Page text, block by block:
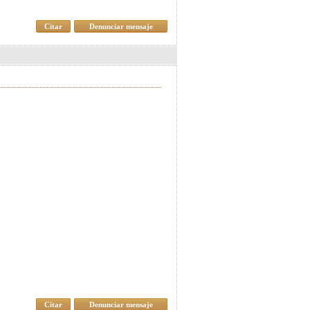
Denunciar mensaje
Citar
Denunciar mensaje
Citar